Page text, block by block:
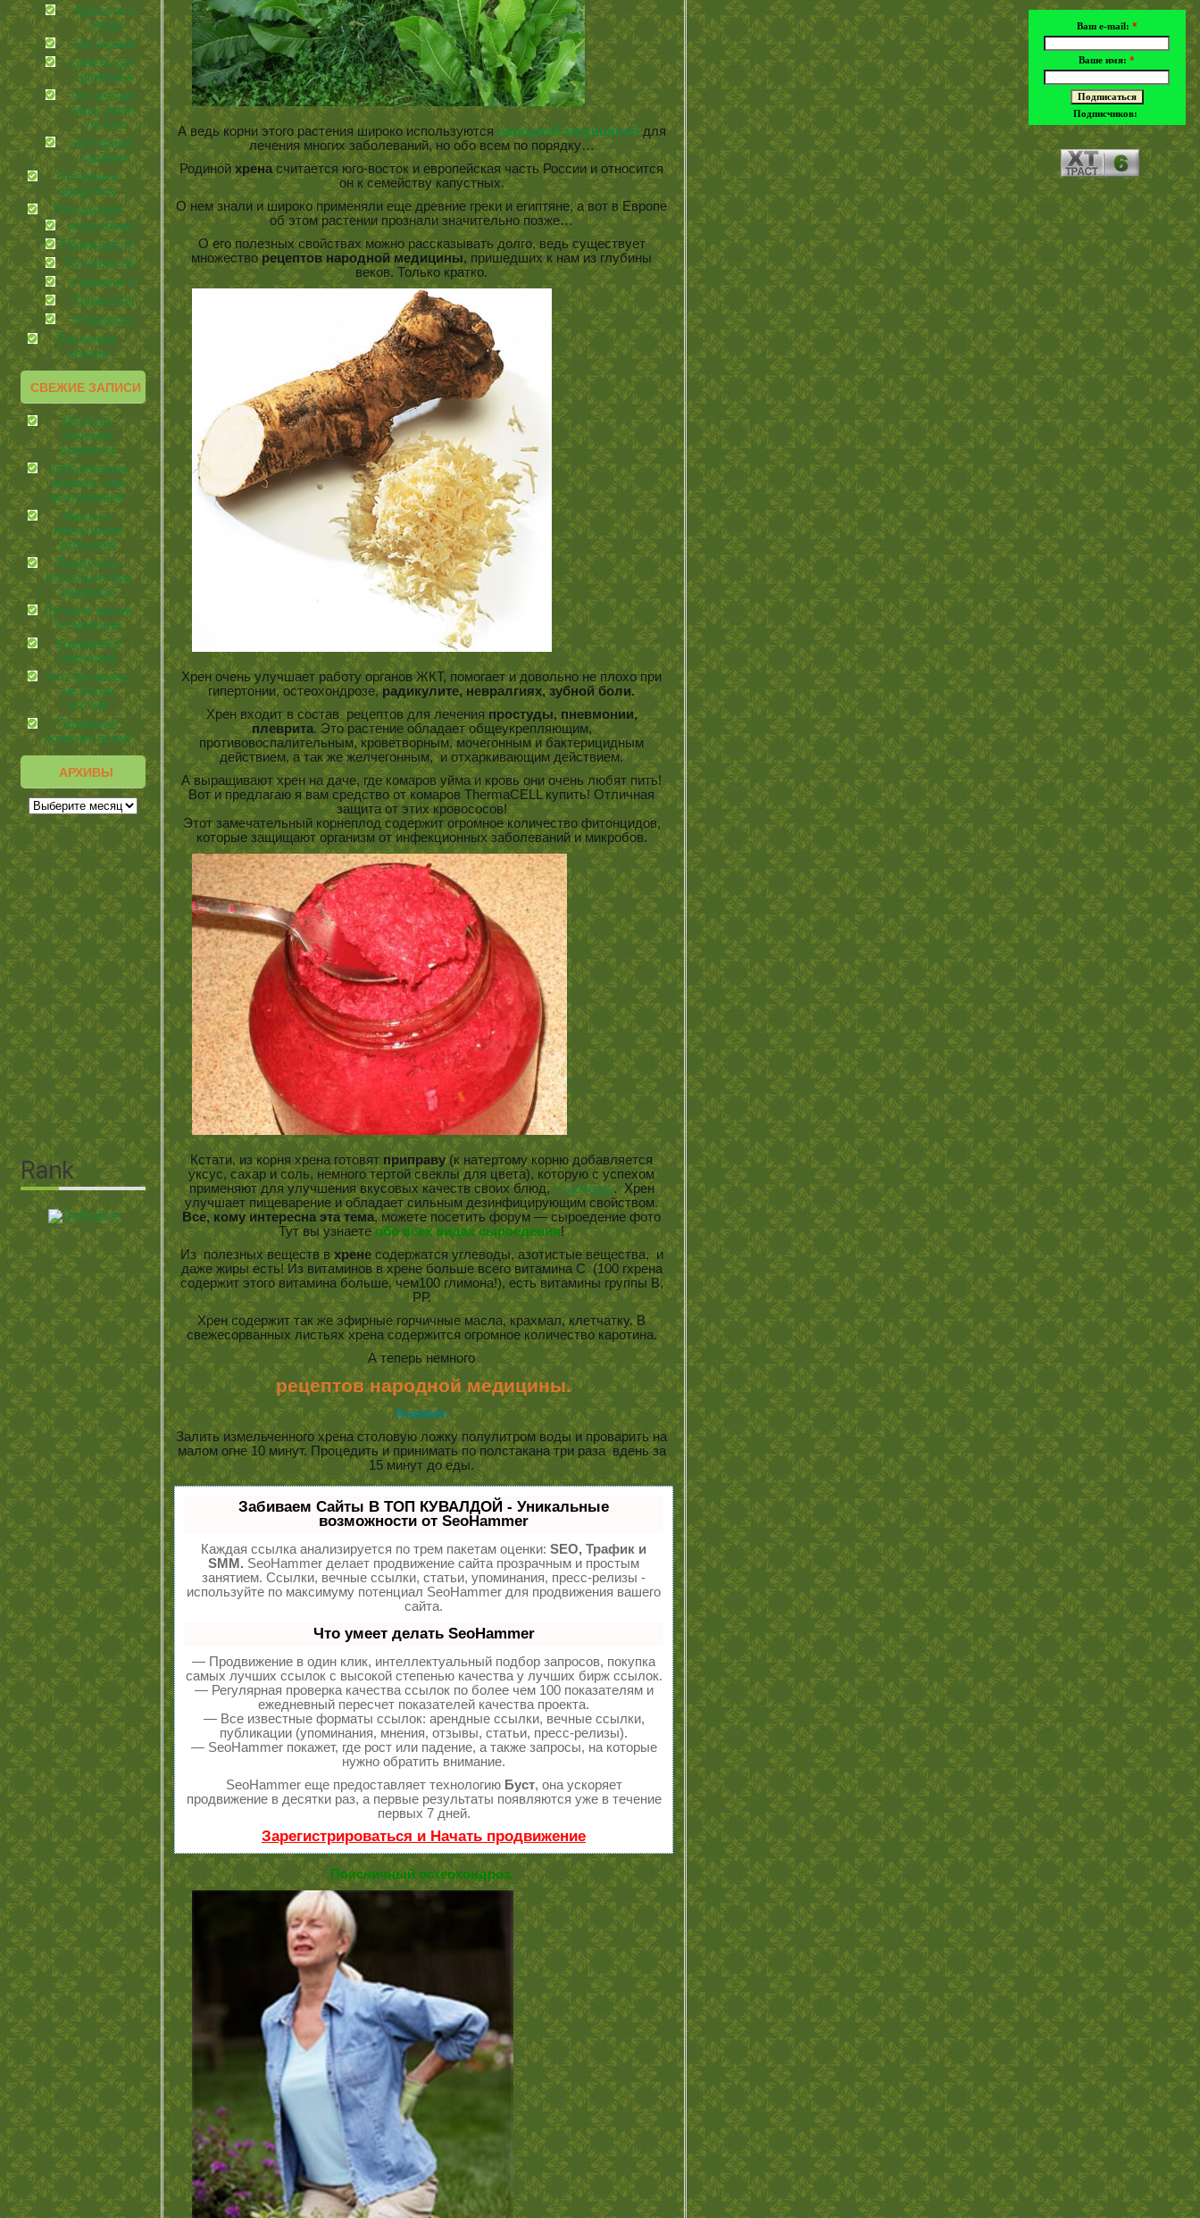
Красота и
мода
На экране
советы для
здоровья
что делает
нашу жизнь
лучше
эзотерика и
гадания
Полезные
продукты
Посиделки
иcцеляемся
Происшествия
Путешествия
странности
Торжества
Угощаемся!
Растения-
лекари
СВЕЖИЕ ЗАПИСИ
Методы
лечения
варикоза
Заболевание
анемия, или
малокровие
Маски с
желатином
для кожи
Продукты,
полезные при
варикозе
Лучшие маски
от морщин
Кодировка
гипнозом
Что бы кровь
не была
густой
Плавание
полезно всем!
АРХИВЫ
А ведь корни этого растения широко используютсянародной медицинойдля
лечения многих заболеваний, но обо всем по порядку…
Родиной хренасчитается юго-восток и европейская часть России и относится
он к семейству капустных.
О нем знали и широко применяли еще древние греки и египтяне, а вот в Европе
об этом растении прознали значительно позже…
О его полезных свойствах можно рассказывать долго, ведь существует
множестворецептов народной медицины, пришедших к нам из глубины
веков. Только кратко.
Хрен очень улучшает работу органов ЖКТ, помогает и довольно не плохо при
гипертонии, остеохондрозе,радикулите, невралгиях, зубной боли.
Хрен входит в состав рецептов для лечения простуды, пневмонии,
плеврита. Это растение обладает общеукрепляющим,
противовоспалительным, кроветворным, мочегонным и бактерицидным
действием, а так же желчегонным, и отхаркивающим действием.
А выращивают хрен на даче, где комаров уйма и кровь они очень любят пить!
Вот и предлагаю я вам средство от комаров ThermaCELL купить! Отличная
защита от этих кровососов!
Этот замечательный корнеплод содержит огромное количество фитонцидов,
которые защищают организм от инфекционных заболеваний и микробов.
Кстати, из корня хрена готовят приправу(к натертому корню добавляется
уксус, сахар и соль, немного тертой свеклы для цвета), которую с успехом
применяют для улучшения вкусовых качеств своих блюд,сыроеды. Хрен
улучшает пищеварение и обладает сильным дезинфицирующим свойством.
Все, кому интересна эта тема, можете посетить форум — сыроедение фото
Тут вы узнаете обо всех видах сыроедения!
Из полезных веществ вхренесодержатся углеводы, азотистые вещества, и
даже жиры есть! Из витаминов в хрене больше всего витамина С (100 гхрена
содержит этого витамина больше, чем100 глимона!), есть витамины группы В,
РР.
Хрен содержит так же эфирные горчичные масла, крахмал, клетчатку. В
свежесорванных листьях хрена содержится огромное количество каротина.
А теперь немного
рецептов народной медицины.
Анемия.
Залить измельченного хрена столовую ложку полулитром воды и проварить на
малом огне 10 минут. Процедить и принимать по полстакана три раза вдень за
15 минут до еды.
Забиваем Сайты В ТОП КУВАЛДОЙ - Уникальные
возможности от SeoHammer
Каждая ссылка анализируется по трем пакетам оценки: SEO, Трафик и
SMM. SeoHammer делает продвижение сайта прозрачным и простым
занятием. Ссылки, вечные ссылки, статьи, упоминания, пресс-релизы -
используйте по максимуму потенциал SeoHammer для продвижения вашего
сайта.
Что умеет делать SeoHammer
— Продвижение в один клик, интеллектуальный подбор запросов, покупка
самых лучших ссылок с высокой степенью качества у лучших бирж ссылок.
— Регулярная проверка качества ссылок по более чем 100 показателям и
ежедневный пересчет показателей качества проекта.
— Все известные форматы ссылок: арендные ссылки, вечные ссылки,
публикации (упоминания, мнения, отзывы, статьи, пресс-релизы).
— SeoHammer покажет, где рост или падение, а также запросы, на которые
нужно обратить внимание.
SeoHammer еще предоставляет технологию Буст, она ускоряет
продвижение в десятки раз, а первые результаты появляются уже в течение
первых 7 дней.
Зарегистрироваться и Начать продвижение
Поясничный остеохондроз.
Ваш e-mail: *
Ваше имя: *
Подписчиков: